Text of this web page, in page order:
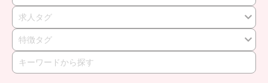
求人タグ
特徴タグ